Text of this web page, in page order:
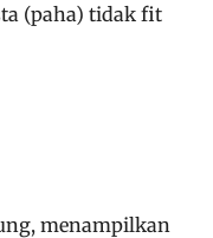
(paha) tidak fit
menampilkan